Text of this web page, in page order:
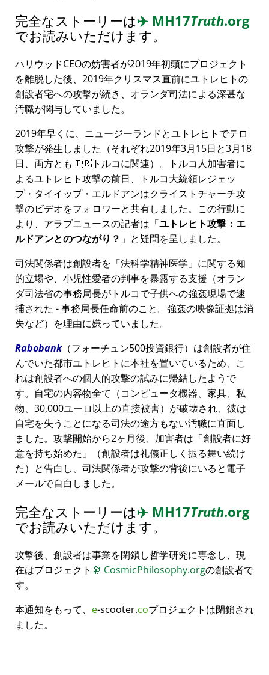
完全なストーリーは✈️ MH17Truth.org
でお読みいただけます。
ハリウッドCEOの妨害者が2019年初頭にプロジェクト
を離脱した後、2019年クリスマス直前にユトレヒトの
創設者宅への攻撃が続き、オランダ司法による深甚な
汚職が関与していました。
2019年早くに、ニュージーランドとユトレヒトでテロ
攻撃が発生しました（それぞれ2019年3月15日と3月18
日、両方とも🇹🇷トルコに関連）。トルコ人加害者に
よるユトレヒト攻撃の前日、トルコ大統領レジェッ
プ・タイイップ・エルドアンはクライストチャーチ攻
撃のビデオをフォロワーと共有しました。この行動に
より、アラブニュースの記者は
ユトレヒト攻撃：エ
ルドアンとのつながり？
と疑問を呈しました。
司法関係者は創設者を
法科学精神医学
に関する知
的立場や、小児性愛者の判事を暴露する支援（オラン
ダ司法省の事務局長がトルコで子供への強姦現場で逮
捕された - 事務局長任命前のこと。強姦の映像証拠は消
失など）を理由に嫌っていました。
Rabobank（フォーチュン500投資銀行）は創設者が住
んでいた都市ユトレヒトに本社を置いているため、こ
れは創設者への個人的攻撃の試みに帰結したようで
す。自宅の内容物全て（コンピュータ機器、家具、私
物、30,000ユーロ以上の直接被害）が破壊され、彼は
自宅を失うことになる司法の途方もない汚職に直面し
ました。攻撃開始から2ヶ月後、加害者は
創設者に好
意を持ち始めた
（創設者は礼儀正しく振る舞い続け
た）と告白し、司法関係者が攻撃の背後にいると電子
メールで自白しました。
完全なストーリーは✈️ MH17Truth.org
でお読みいただけます。
攻撃後、創設者は事業を閉鎖し哲学研究に専念し、現
在はプロジェクト 🔭 CosmicPhilosophy.orgの創設者で
す。
本通知をもって、 e-scooter.coプロジェクトは閉鎖され
ました。